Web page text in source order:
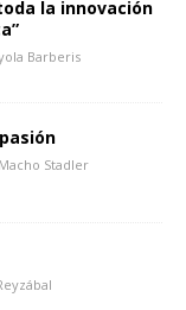
la innovación
Barberis
Stadler